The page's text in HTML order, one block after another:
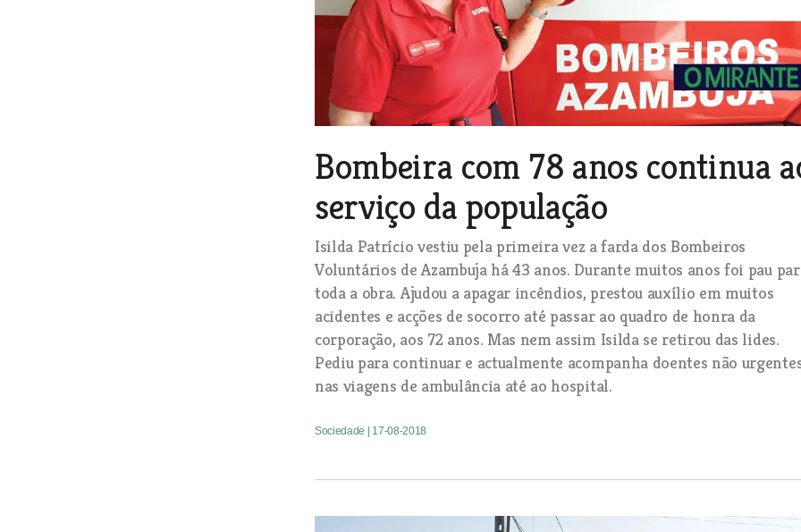
Bombeira com 78 anos continua
serviço da população
Isilda Patrício vestiu pela primeira vez a farda dos Bombeiros
Voluntários de Azambuja há 43 anos. Durante muitos anos foi pau
toda a obra. Ajudou a apagar incêndios, prestou auxílio em muitos
acidentes e acções de socorro até passar ao quadro de honra da
corporação, aos 72 anos. Mas nem assim Isilda se retirou das lides.
Pediu para continuar e actualmente acompanha doentes não
nas viagens de ambulância até ao hospital.
Sociedade | 17-08-2018